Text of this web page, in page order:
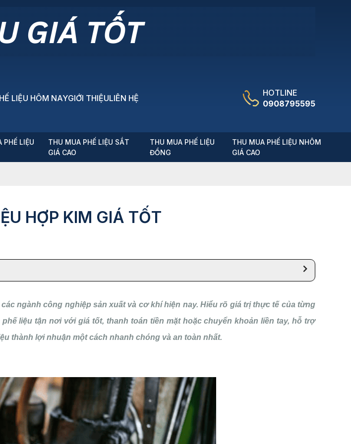
LIỆU HÔM NAYGIỚI THIỆULIÊN HỆ
HOTLINE
0908795595
PHẾ LIỆU
THU MUA PHẾ LIỆU SẮT
GIÁ CAO
THU MUA PHẾ LIỆU
ĐỒNG
THU MUA PHẾ LIỆU NHÔM
GIÁ CAO
HỢP KIM GIÁ TỐT
ngành công nghiệp sản xuất và cơ khí hiện nay. Hiểu rõ giá trị thực tế của từng
liệu tận nơi với giá tốt, thanh toán tiền mặt hoặc chuyển khoản liền tay, hỗ trợ
thành lợi nhuận một cách nhanh chóng và an toàn nhất.